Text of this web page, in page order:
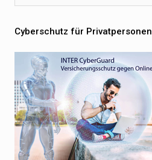
Cyberschutz für Privatpersonen